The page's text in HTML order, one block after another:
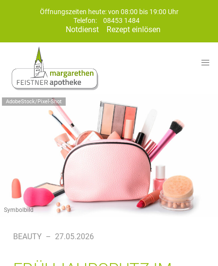
Öffnungszeiten heute: von 08:00 bis 19:00 Uhr
Telefon:
08453 1484
Notdienst Rezept einlösen
AdobeStock/Pixel-Shot
Symbolbild
BEAUTY – 27.05.2026